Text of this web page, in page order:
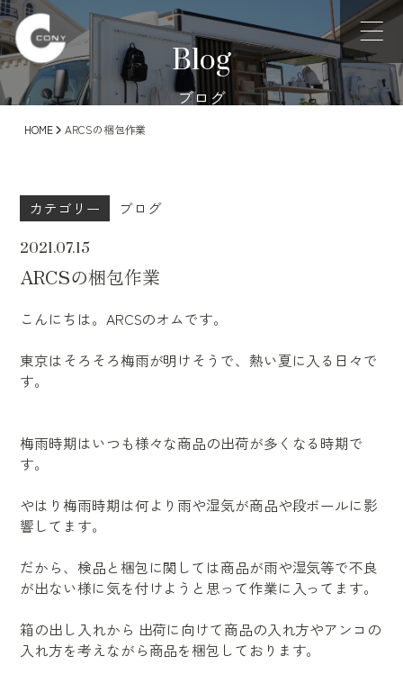
Blog
ブログ
HOME ARCSの梱包作業
カテゴリー ブログ
2021.07.15
ARCSの梱包作業
こんにちは。ARCSのオムです。
東京はそろそろ梅雨が明けそうで、熱い夏に入る日々で
す。
梅雨時期はいつも様々な商品の出荷が多くなる時期で
す。
やはり梅雨時期は何より雨や湿気が商品や段ボールに影
響してます。
だから、検品と梱包に関しては商品が雨や湿気等で不良
が出ない様に気を付けようと思って作業に入ってます。
箱の出し入れから 出荷に向けて商品の入れ方やアンコの
入れ方を考えながら商品を梱包しております。